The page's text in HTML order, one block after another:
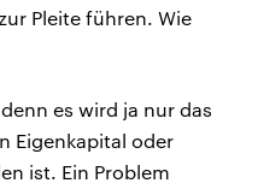
Pleite führen. Wie
es wird ja nur das
Eigenkapital oder
ist. Ein Problem